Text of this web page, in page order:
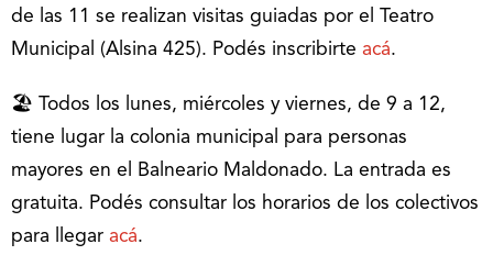
de las 11 se realizan visitas guiadas por el Teatro
Municipal (Alsina 425). Podés inscribirte acá.
🏖️ Todos los lunes, miércoles y viernes, de 9 a 12,
tiene lugar la colonia municipal para personas
mayores en el Balneario Maldonado. La entrada es
gratuita. Podés consultar los horarios de los colectivos
para llegar acá.